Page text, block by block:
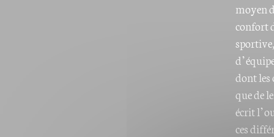
moyen
confort
dont les
que de
écrit
ces